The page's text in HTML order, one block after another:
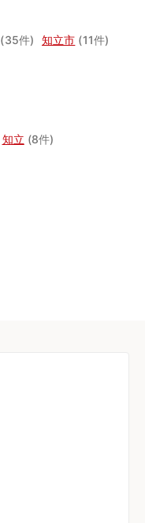
(35件) 知立市 (11件)
知立 (8件)